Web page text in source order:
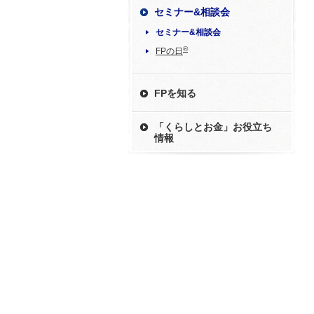
セミナー&相談会
セミナー&相談会
FPの日 ®
FPを知る
「くらしとお金」お役立ち
情報